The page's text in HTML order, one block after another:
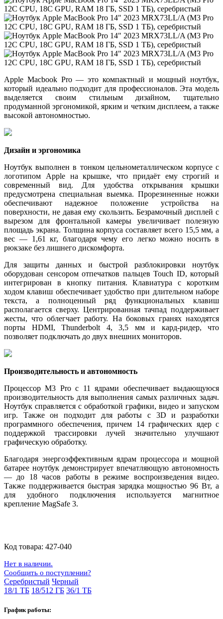
Apple Macbook Pro — это компактный и мощный ноутбук,
который идеально подходит для профессионалов. Эта модель
выделяется своим стильным дизайном, тщательно
продуманной эргономикой, ярким и четким дисплеем, а также
высокой автономностью.
Дизайн и эргономика
Ноутбук выполнен в тонком цельнометаллическом корпусе с
логотипом Apple на крышке, что придаёт ему строгий и
современный вид. Для удобства открывания крышки
предусмотрена специальная выемка. Прорезиненные ножки
обеспечивают надежное положение устройства на
поверхности, не давая ему скользить. Безрамочный дисплей с
вырезом для фронтальной камеры увеличивает полезную
площадь экрана. Толщина корпуса составляет всего 15,5 мм, а
вес — 1,61 кг, благодаря чему его легко можно носить в
рюкзаке без лишнего дискомфорта.
Для защиты данных и быстрой разблокировки ноутбук
оборудован сенсором отпечатков пальцев Touch ID, который
интегрирован в кнопку питания. Клавиатура с коротким
ходом клавиш обеспечивает удобство при длительном наборе
текста, а полноценный ряд функциональных клавиш
располагается сверху. Центрированная тачпад поддерживает
жесты, что облегчает работу. На боковых гранях находятся
порты HDMI, Thunderbolt 4, 3,5 мм и кард-ридер, что
позволяет подключать до двух внешних мониторов.
Производительность и автономность
Процессор M3 Pro с 11 ядрами обеспечивает выдающуюся
производительность для выполнения самых различных задач.
Ноутбук справляется с обработкой графики, видео и запуском
игр. Также он подходит для работы с 3D и разработки
программного обеспечения, причем 14 графических ядер с
поддержкой трассировки лучей значительно улучшают
графическую обработку.
Благодаря энергоэффективным ядрам процессора и мощной
батарее ноутбук демонстрирует впечатляющую автономность
— до 18 часов работы в режиме воспроизведения видео.
Также поддерживается быстрая зарядка мощностью 96 Вт, а
для удобного подключения используется магнитное
крепление MagSafe 3.
Код товара: 427-040
Нет в наличии.
Сообщить о поступлении?
Серебристый Черный
18/1 ТБ 18/512 ГБ 36/1 ТБ
График работы: